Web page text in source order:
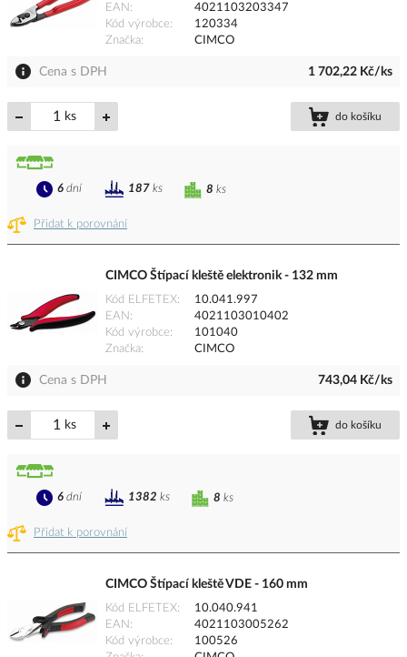
EAN
4021103203347
Kód výrobce
120334
Značka
CIMCO
Cena s DPH 1 702,22 Kč/ks
ks do košíku
Přidat k porovnání
8 ks
6 dní 187 ks
CIMCO Štípací kleště elektronik - 132 mm
Kód ELFETEX
10.041.997
EAN
4021103010402
Kód výrobce
101040
Značka
CIMCO
Cena s DPH 743,04 Kč/ks
ks do košíku
Přidat k porovnání
8 ks
6 dní 1382 ks
CIMCO Štípací kleště VDE - 160 mm
Kód ELFETEX
10.040.941
EAN
4021103005262
Kód výrobce
100526